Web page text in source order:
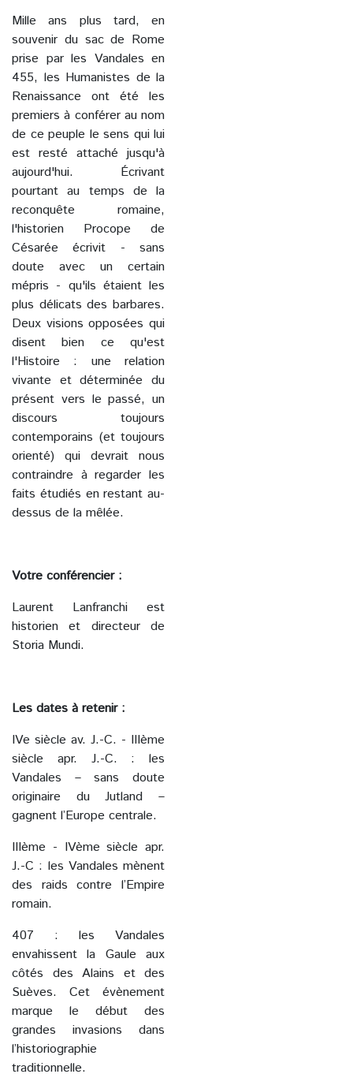
Mille ans plus tard, en
souvenir du sac de Rome
prise par les Vandales en
455, les Humanistes de la
Renaissance ont été les
premiers à conférer au nom
de ce peuple le sens qui lui
est resté attaché jusqu'à
aujourd'hui. Écrivant
pourtant au temps de la
reconquête romaine,
l'historien Procope de
Césarée écrivit - sans
doute avec un certain
mépris - qu'ils étaient les
plus délicats des barbares.
Deux visions opposées qui
disent bien ce qu'est
l'Histoire : une relation
vivante et déterminée du
présent vers le passé, un
discours toujours
contemporains (et toujours
orienté) qui devrait nous
contraindre à regarder les
faits étudiés en restant au-
dessus de la mêlée.
Votre conférencier :
Laurent Lanfranchi est
historien et directeur de
Storia Mundi.
Les dates à retenir :
IVe siècle av. J.-C. - IIIème
siècle apr. J.-C. : les
Vandales – sans doute
originaire du Jutland –
gagnent l’Europe centrale.
IIIème - IVème siècle apr.
J.-C : les Vandales mènent
des raids contre l’Empire
romain.
407 : les Vandales
envahissent la Gaule aux
côtés des Alains et des
Suèves. Cet évènement
marque le début des
grandes invasions dans
l’historiographie
traditionnelle.